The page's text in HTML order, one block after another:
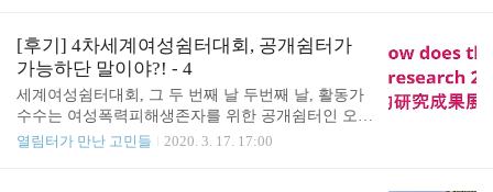
해자였다. 수수 : 이브 앤슬러의 고백은 담담하지만
힘이 있었다. 자신이 경험한 폭력과 마주하고, 그것
을 소화..
터들은 어떻게 힘을 합치고, 함께 일하고 있을까요?
아래 내용을 보시죠.. 백목련 : 드디어 대회 마지막날
로 왔다. 시작할 때의 포부와 다르게 우리는 많은 것
들을 건너뛰고 중요한 발표들만 추리고 있지만 금요
일 스터디 투어가 남아있지… 수수, 우리 남은 힘을
쥐어짜봅시다. 시간은 흐르고 흘러 코로나 19로 전
[후기] 4차세계여성쉼터대회, 공개쉼터가
가능하단 말이야?! - 4
세계여성쉼터대회, 그 두 번째 날 두번째 날, 활동가
수수는 여성폭력피해생존자를 위한 공개쉼터인 오렌
지하우스 평가와 관련된 세션에 참가했습니다. 열림
열림터가 만난 고민들 2020. 3. 17. 17:00